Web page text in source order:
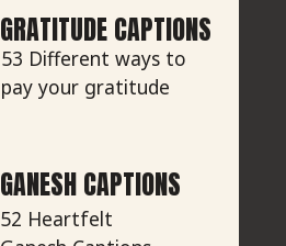
GRATITUDE CAPTIONS
53 Different ways to
pay your gratitude
GANESH CAPTIONS
52 Heartfelt